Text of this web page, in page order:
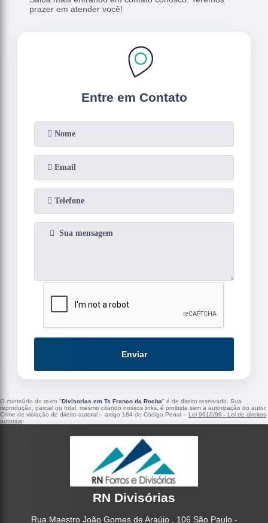
prazer em atender você!
Entre em Contato
Enviar
O conteúdo do texto "Divisorias em Ts Franco da Rocha" é de direito reservado. Sua
reprodução, parcial ou total, mesmo citando nossos links, é proibida sem a autorização do autor.
Crime de violação de direito autoral – artigo 184 do Código Penal – Lei 9610/98 - Lei de direitos
autorais
RN Divisórias
Rua Maestro João Gomes de Araújo , 106 São Paulo -